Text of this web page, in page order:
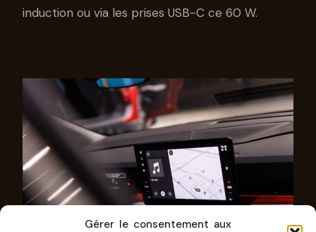
Gérer le consentement aux
induction ou via les prises USB-C ce 60 W.